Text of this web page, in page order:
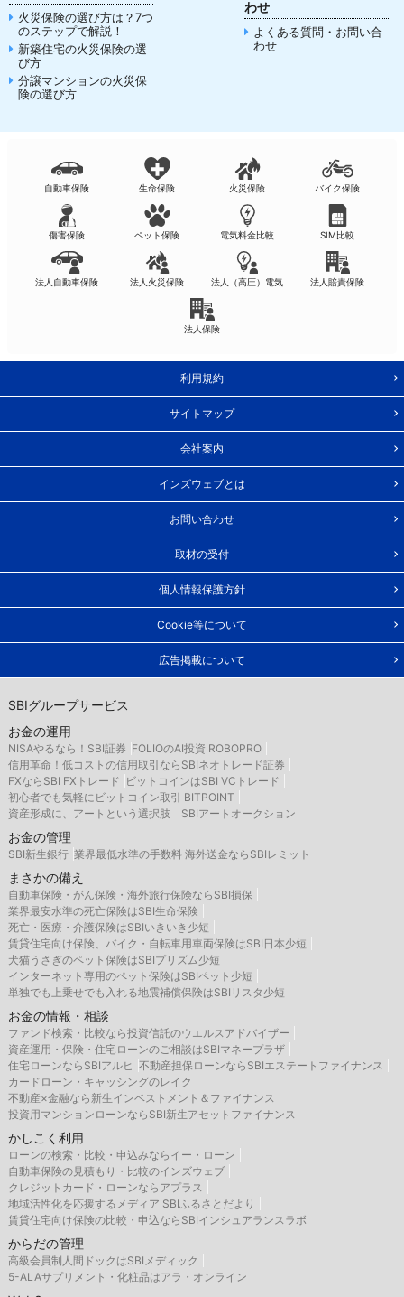
火災保険の選び方は？7つ
のステップで解説！
新築住宅の火災保険の選
び方
分譲マンションの火災保
険の選び方
わせ
よくある質問・お問い合
わせ
自動車保険 生命保険 火災保険 バイク保険
傷害保険 ペット保険 電気料金比較 SIM比較
法人自動車保険 法人火災保険 法人（高圧）電気 法人賠責保険
法人保険
利用規約
サイトマップ
会社案内
インズウェブとは
お問い合わせ
取材の受付
個人情報保護方針
Cookie等について
広告掲載について
SBIグループサービス
お金の運用
NISAやるなら！SBI証券 FOLIOのAI投資 ROBOPRO
信用革命！低コストの信用取引ならSBIネオトレード証券
FXならSBI FXトレード
ビットコインはSBI VCトレード
初心者でも気軽にビットコイン取引 BITPOINT
資産形成に、アートという選択肢 SBIアートオークション
お金の管理
SBI新生銀行 業界最低水準の手数料 海外送金ならSBIレミット
まさかの備え
自動車保険・がん保険・海外旅行保険ならSBI損保
業界最安水準の死亡保険はSBI生命保険
死亡・医療・介護保険はSBIいきいき少短
賃貸住宅向け保険、バイク・自転車用車両保険はSBI日本少短
犬猫うさぎのペット保険はSBIプリズム少短
インターネット専用のペット保険はSBIペット少短
単独でも上乗せでも入れる地震補償保険はSBIリスタ少短
お金の情報・相談
ファンド検索・比較なら投資信託のウエルスアドバイザー
資産運用・保険・住宅ローンのご相談はSBIマネープラザ
住宅ローンならSBIアルヒ 不動産担保ローンならSBIエステートファイナンス
カードローン・キャッシングのレイク
不動産×金融なら新生インベストメント＆ファイナンス
投資用マンションローンならSBI新生アセットファイナンス
かしこく利用
ローンの検索・比較・申込みならイー・ローン
自動車保険の見積もり・比較のインズウェブ
クレジットカード・ローンならアプラス
地域活性化を応援するメディア SBIふるさとだより
賃貸住宅向け保険の比較・申込ならSBIインシュアランスラボ
からだの管理
高級会員制人間ドックはSBIメディック
5-ALAサプリメント・化粧品はアラ・オンライン